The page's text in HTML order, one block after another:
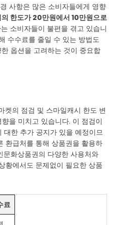
사항은 많은 소비자들에게 영향
한도가 20만원에서 10만원으로
소비자들이 불편을 겪고 있습니
수수료를 줄일 수 있는 방법도
옵션을 고려하는 것이 중요합
켓의 점검 및 스마일캐시 한도 변
을 미치고 있습니다. 이 점검이
대한 추가 공지가 있을 예정이므
환급처를 통해 상품권을 활용하
문화상품권의 다양한 사용처와
황에서도 문제없이 필요한 상품
료